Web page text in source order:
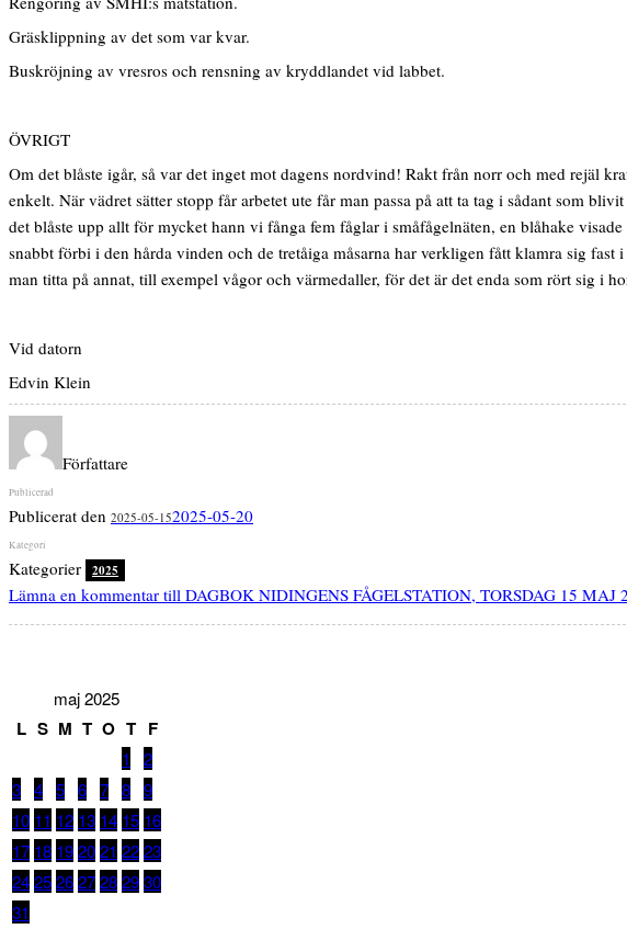
Gräsklippning av det som var kvar.
Buskröjning av vresros och rensning av kryddlandet vid labbet.
ÖVRIGT
Om det blåste igår, så var det inget mot dagens nordvind! Rakt från norr och med rejäl
enkelt. När vädret sätter stopp får arbetet ute får man passa på att ta tag i sådant som
det blåste upp allt för mycket hann vi fånga fem fåglar i småfågelnäten, en blåhake
snabbt förbi i den hårda vinden och de tretåiga måsarna har verkligen fått klamra sig
man titta på annat, till exempel vågor och värmedaller, för det är det enda som rört sig i
Vid datorn
Edvin Klein
Författare
Publicerat den 2025-05-152025-05-20
Kategorier 2025
Lämna en kommentar till DAGBOK NIDINGENS FÅGELSTATION, TORSDAG 15 MAJ
maj 2025
L S M T O T F
1
2
3 4 5 6 7 8 9
10 11 12 13 14 15 16
17 18 192021 2223
24252627282930
31